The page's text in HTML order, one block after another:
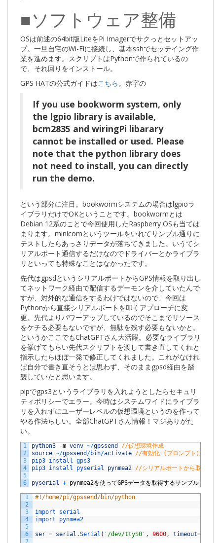
■ソフトウェア整備
OSは前述の64bit版LiteをPi Imagerでサクっとセットアッ
プ。一旦自宅のWi-Fiに接続し、基本sshでセッテイング作
業を進めます。スクリプトはPythonで作られているの
で、それ回りをインストール。
GPS HATの公式ガイドはこちら 。赤字の
If you use bookworm system, only
the lgpio library is available,
bcm2835 and wiringPi libarary
cannot be installed or used. Please
note that the python library does
not need to install, you can directly
run the demo.
という部分に注目。bookwormシステムの場合はlgpioラ
イブラリだけでOKということです。bookwormとは
Debian 12系のことで今回使用したRaspberry OSも当ては
まります。minicomというツールをいれてサンプル通りに
テストしたらあっさりデータが落ちてきました。いうてシ
リアルポート通信するだけなのでドライバーとかライブラ
リといっても特殊なことはなかったです。
先代はgpsdというシリアルポートからGPS情報を取り出し
てネットワーク経由で配信するデーモンを介していたんで
すが、対外的な通信をするわけではないので、今回は
Pythonから直接シリアルポートを叩くアプローチに変
更。先代よりパワーアップしているのでそこまでリソース
をケチる必要もないですが、無駄を残す必要もないかと。
というかここでもChatGPTさん大活躍。必要なライブラリ
を挙げてもらい先代スクリプトを渡して書き直してくれと
指示したらほぼ一発で修正してくれました。これがなけれ
ば自分で書き直そうとは思わず、そのままgpsd経由を踏
襲していたと思います。
pipでgps3というライブラリを入れようとしたらセキュリ
ティポリシーでエラー。今時はシステムワイドにライブラ
リを入れずにユーザーレベルの仮想環境というのを作って
やる作法らしい。全部ChatGPTさん情報！マジありがた
い。
1
2
3
4
5
6
python3 -m venv ~/gpssend
//仮想環境作成
source ~/gpssend /bin/activate //有効化 (プロンプトに
pip3 install gps3
pip3 install pyserial pynmea2 //シリアルポートから取得した
pyserial + pynmea2を使ってGPSデータを取得するサンプルも
1
2
3
4
5
6
7
#!/home/pi/gpssend/bin/python
import serial
import pynmea2
ser = serial .Serial ( '/dev/ttyS0' , 9600 , timeout=